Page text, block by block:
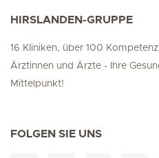
HIRSLANDEN-GRUPPE
16 Kliniken, über 100
Ärztinnen und Ärzte - Ihre
Mittelpunkt!
FOLGEN SIE UNS